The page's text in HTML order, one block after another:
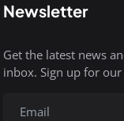
Newsletter
Get the latest news
inbox. Sign up for